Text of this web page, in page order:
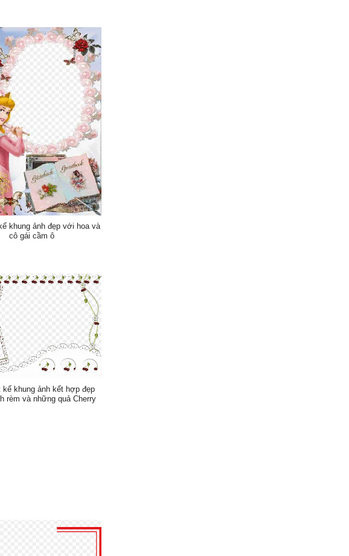
khung ảnh đẹp với hoa và
cô gái cầm ô
kế khung ảnh kết hợp đẹp
rèm và những quả Cherry